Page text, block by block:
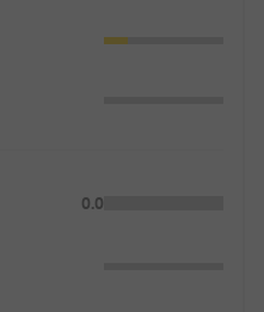
0.0